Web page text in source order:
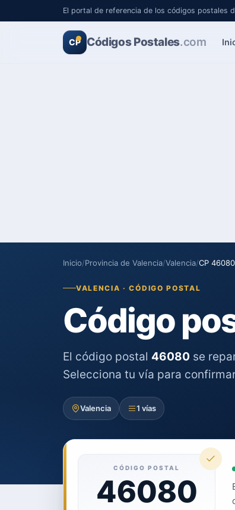
El portal de referencia de los códigos postales
CP Códigos Postales.com
Inicio/Provincia de Valencia/Valencia/CP 46080
VALENCIA · CÓDIGO POSTAL
Código
El código postal 46080 se
Selecciona tu vía para
Valencia 1 vías
CÓDIGO POSTAL
46080